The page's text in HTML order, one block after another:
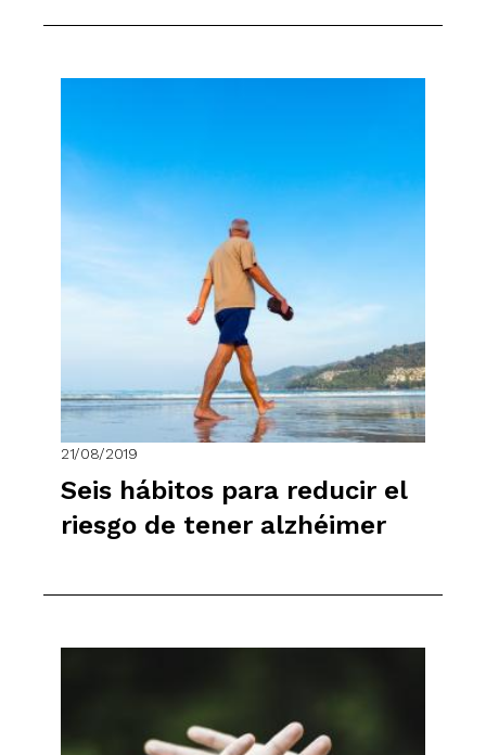
21/08/2019
Seis hábitos para reducir el
riesgo de tener alzhéimer